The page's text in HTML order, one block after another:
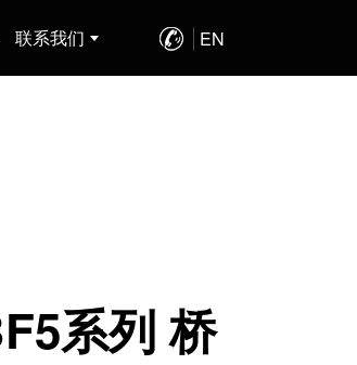
198-6118-6655
EN
联系我们
系列 桥